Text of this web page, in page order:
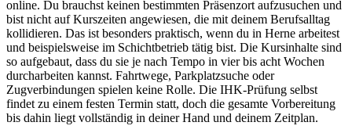
online. Du brauchst keinen bestimmten Präsenzort aufzusuchen und
bist nicht auf Kurszeiten angewiesen, die mit deinem Berufsalltag
kollidieren. Das ist besonders praktisch, wenn du in Herne arbeitest
und beispielsweise im Schichtbetrieb tätig bist. Die Kursinhalte sind
so aufgebaut, dass du sie je nach Tempo in vier bis acht Wochen
durcharbeiten kannst. Fahrtwege, Parkplatzsuche oder
Zugverbindungen spielen keine Rolle. Die IHK-Prüfung selbst
findet zu einem festen Termin statt, doch die gesamte Vorbereitung
bis dahin liegt vollständig in deiner Hand und deinem Zeitplan.